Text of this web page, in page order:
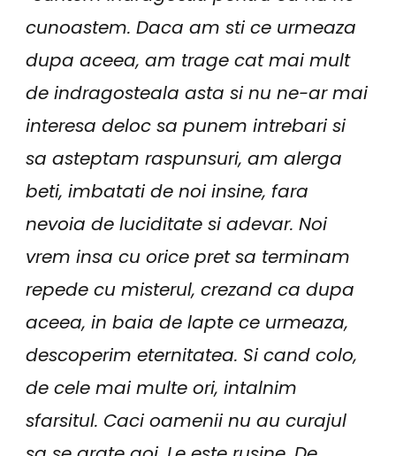
cunoastem. Daca am sti ce urmeaza
dupa aceea, am trage cat mai mult
de indragosteala asta si nu ne-ar mai
interesa deloc sa punem intrebari si
sa asteptam raspunsuri, am alerga
beti, imbatati de noi insine, fara
nevoia de luciditate si adevar. Noi
vrem insa cu orice pret sa terminam
repede cu misterul, crezand ca dupa
aceea, in baia de lapte ce urmeaza,
descoperim eternitatea. Si cand colo,
de cele mai multe ori, intalnim
sfarsitul. Caci oamenii nu au curajul